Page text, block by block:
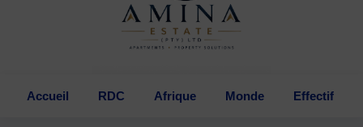
Accueil RDC Afrique Monde Effectif